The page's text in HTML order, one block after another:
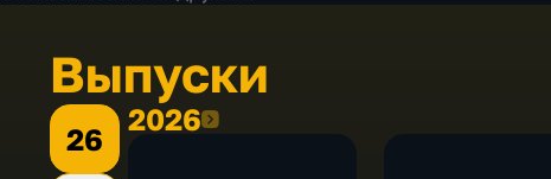
Выпуски
26
20262026